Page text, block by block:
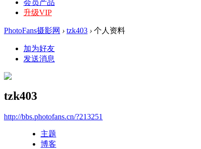
会员产品
升级VIP
PhotoFans摄影网 › tzk403 › 个人资料
加为好友
发送消息
tzk403
http://bbs.photofans.cn/?213251
主题
博客